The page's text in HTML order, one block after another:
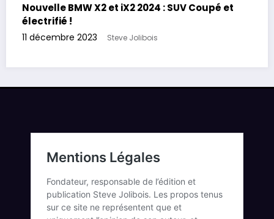
Nouvelle BMW X2 et iX2 2024 : SUV Coupé et
électrifié !
11 décembre 2023 Steve Jolibois